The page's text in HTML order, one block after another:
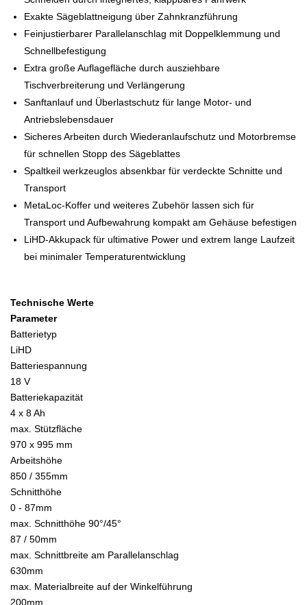
Exakte Sägeblattneigung über Zahnkranzführung
Feinjustierbarer Parallelanschlag mit Doppelklemmung und
Schnellbefestigung
Extra große Auflagefläche durch ausziehbare
Tischverbreiterung und Verlängerung
Sanftanlauf und Überlastschutz für lange Motor- und
Antriebslebensdauer
Sicheres Arbeiten durch Wiederanlaufschutz und Motorbremse
für schnellen Stopp des Sägeblattes
Spaltkeil werkzeuglos absenkbar für verdeckte Schnitte und
Transport
MetaLoc-Koffer und weiteres Zubehör lassen sich für
Transport und Aufbewahrung kompakt am Gehäuse befestigen
LiHD-Akkupack für ultimative Power und extrem lange Laufzeit
bei minimaler Temperaturentwicklung
Technische Werte
Parameter
Batterietyp
LiHD
Batteriespannung
18 V
Batteriekapazität
4 x 8 Ah
max. Stützfläche
970 x 995 mm
Arbeitshöhe
850 / 355mm
Schnitthöhe
0 - 87mm
max. Schnitthöhe 90°/45°
87 / 50mm
max. Schnittbreite am Parallelanschlag
630mm
max. Materialbreite auf der Winkelführung
200mm